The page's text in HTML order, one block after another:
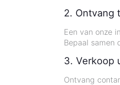
2. Ontvang
Een van onze
Bepaal samen
3. Verkoop
Ontvang